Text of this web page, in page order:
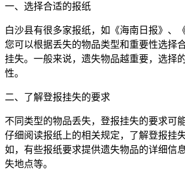
一、选择合适的报纸
白沙县有很多家报纸，如《海南日报》、
您可以根据丢失的物品类型和重要性选择
挂失。一般来说，遗失物品越重要，选择
性。
二、了解登报挂失的要求
不同类型的物品丢失，登报挂失的要求可
仔细阅读报纸上的相关规定，了解登报挂
如，有些报纸要求提供遗失物品的详细信
失地点等。